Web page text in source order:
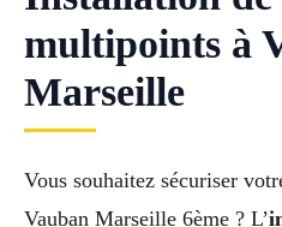
multipoints à
Marseille
Vous souhaitez sécuriser
Vauban Marseille 6ème ? L’